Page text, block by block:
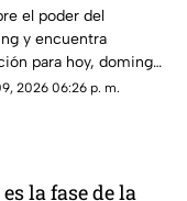
9 de agosto de
Usa este journal
el poder del
y encuentra
para hoy, domingo
de 2026. Un
2026 06:26 p. m.
es la fase de la